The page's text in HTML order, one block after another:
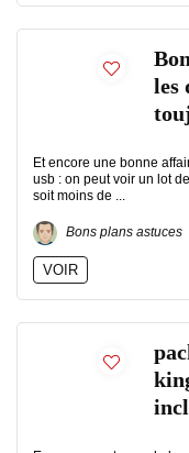
les
Et encore une bonne
usb : on peut voir un lot
soit moins de ...
Bons plans astuces
VOIR